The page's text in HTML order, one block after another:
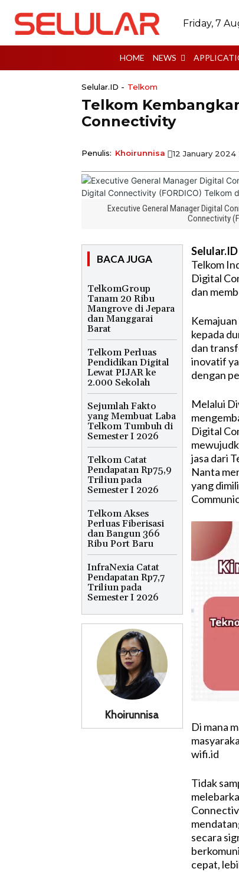
Friday, 7
HOME NEWS
Selular.ID - Telkom
Telkom
Connectivity
Penulis: Khoirunnisa 12 January 2024
Executive General Manager Digital
Connectivity
BACA JUGA
TelkomGroup
Tanam 20 Ribu
Mangrove di Jepara
dan Manggarai
Barat
Telkom Perluas
Pendidikan Digital
Lewat PIJAR ke
2.000 Sekolah
Sejumlah Fakto
yang Membuat Laba
Telkom Tumbuh di
Semester I 2026
Telkom Catat
Pendapatan Rp75,9
Triliun pada
Semester I 2026
Telkom Akses
Perluas Fiberisasi
dan Bangun 366
Ribu Port Baru
InfraNexia Catat
Pendapatan Rp7,7
Triliun pada
Semester I 2026
Khoirunnisa
Selular.ID
Telkom
Digital
dan
kepada
dan
inovatif
dengan
Melalui
Digital
jasa dari
Nanta
yang
Di mana
wifi.id
Tidak
secara
cepat,